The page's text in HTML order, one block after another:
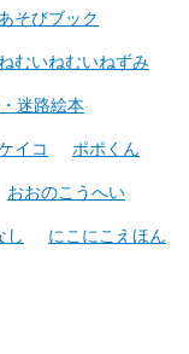
そびブック
むいねむいねずみ
迷路絵本
イコ ポポくん
おおのこうへい
し にこにこえほん